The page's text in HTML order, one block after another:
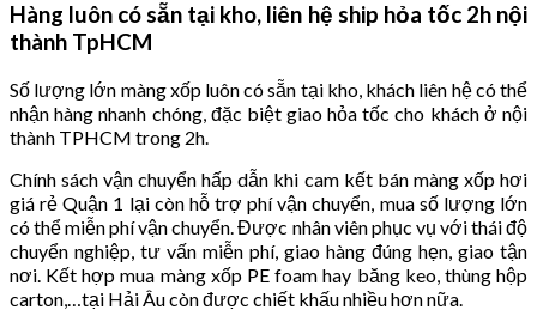
Hàng luôn có sẵn tại kho, liên hệ ship hỏa tốc 2h nội
thành TpHCM
Số lượng lớn màng xốp luôn có sẵn tại kho, khách liên hệ có thể
nhận hàng nhanh chóng, đặc biệt giao hỏa tốc cho khách ở nội
thành TPHCM trong 2h.
Chính sách vận chuyển hấp dẫn khi cam kết bán màng xốp hơi
giá rẻ Quận 1 lại còn hỗ trợ phí vận chuyển, mua số lượng lớn
có thể miễn phí vận chuyển. Được nhân viên phục vụ với thái độ
chuyển nghiệp, tư vấn miễn phí, giao hàng đúng hẹn, giao tận
nơi. Kết hợp mua màng xốp PE foam hay băng keo, thùng hộp
carton,…tại Hải Âu còn được chiết khấu nhiều hơn nữa.